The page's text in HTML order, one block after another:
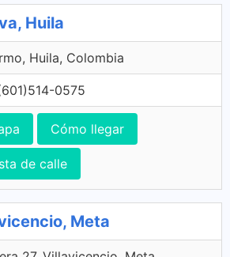
Huila
Huila, Colombia
0575
Cómo llegar
de calle
Meta